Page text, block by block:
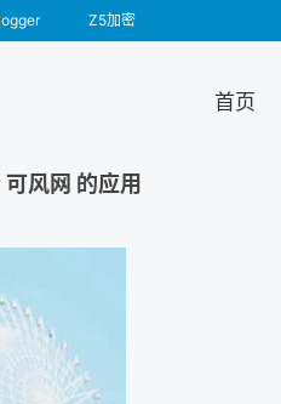
Z5加密
首页
风网 的应用